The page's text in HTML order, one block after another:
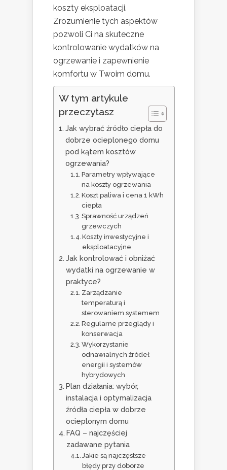
koszty eksploatacji.
Zrozumienie tych aspektów
pozwoli Ci na skuteczne
kontrolowanie wydatków na
ogrzewanie i zapewnienie
komfortu w Twoim domu.
W tym artykule
przeczytasz
Jak wybrać źródło ciepła do
dobrze ocieplonego domu
pod kątem kosztów
ogrzewania?
Parametry wpływające
na koszty ogrzewania
Koszt paliwa i cena 1 kWh
ciepła
Sprawność urządzeń
grzewczych
Koszty inwestycyjne i
eksploatacyjne
Jak kontrolować i obniżać
wydatki na ogrzewanie w
praktyce?
Zarządzanie
temperaturą i
sterowaniem systemem
Regularne przeglądy i
konserwacja
Wykorzystanie
odnawialnych źródeł
energii i systemów
hybrydowych
Plan działania: wybór,
instalacja i optymalizacja
źródła ciepła w dobrze
ocieplonym domu
FAQ – najczęściej
zadawane pytania
Jakie są najczęstsze
błędy przy doborze